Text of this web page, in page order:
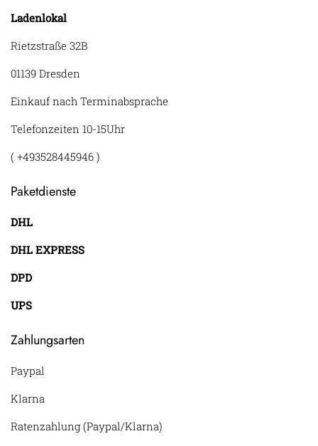
Ladenlokal
Rietzstraße 32B
01139 Dresden
Einkauf nach Terminabsprache
Telefonzeiten 10-15Uhr
( +493528445946 )
Paketdienste
DHL
DHL EXPRESS
DPD
UPS
Zahlungsarten
Paypal
Klarna
Ratenzahlung (Paypal/Klarna)